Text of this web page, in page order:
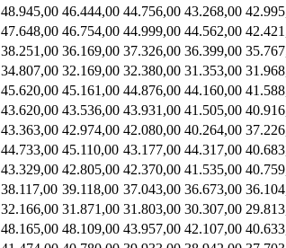
48.945,00 46.444,00 44.756,00 43.268,00
47.648,00 46.754,00 44.999,00 44.562,00
38.251,00 36.169,00 37.326,00 36.399,00
34.807,00 32.169,00 32.380,00 31.353,00
45.620,00 45.161,00 44.876,00 44.160,00
43.620,00 43.536,00 43.931,00 41.505,00
43.363,00 42.974,00 42.080,00 40.264,00
44.733,00 45.110,00 43.177,00 44.317,00
43.329,00 42.805,00 42.370,00 41.535,00
38.117,00 39.118,00 37.043,00 36.673,00
32.166,00 31.871,00 31.803,00 30.307,00
48.165,00 48.109,00 43.957,00 42.107,00